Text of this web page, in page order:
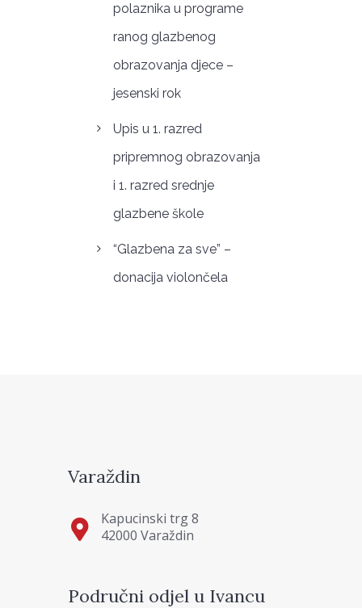
polaznika u programe
ranog glazbenog
obrazovanja djece –
jesenski rok
Upis u 1. razred
pripremnog obrazovanja
i 1. razred srednje
glazbene škole
“Glazbena za sve” –
donacija violončela
Varaždin
Kapucinski trg 8
42000 Varaždin
Područni odjel u Ivancu